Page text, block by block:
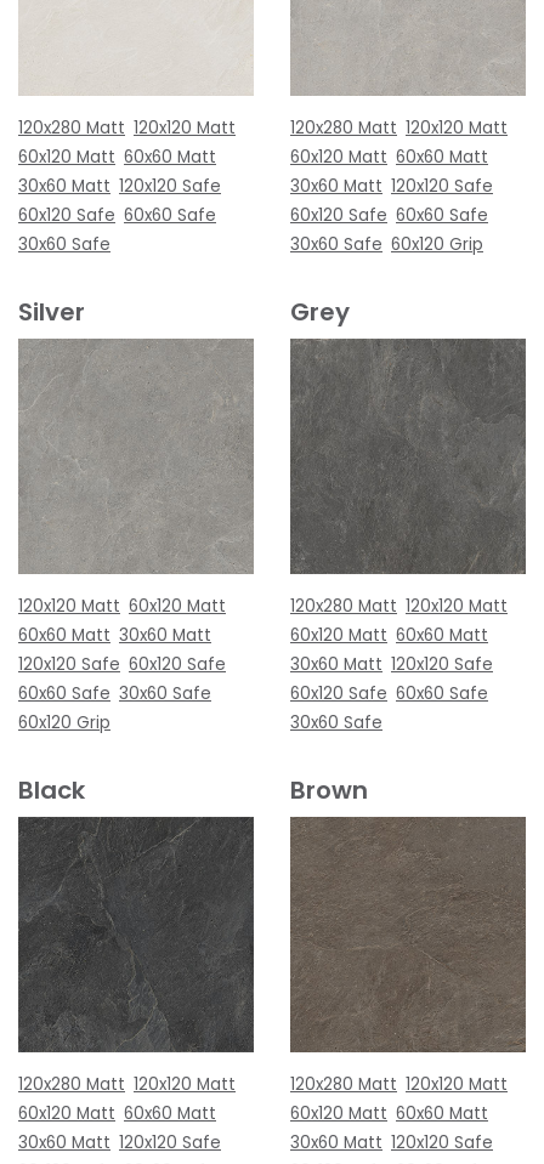
120x280 Matt 120x120 Matt
60x120 Matt 60x60 Matt
30x60 Matt 120x120 Safe
60x120 Safe 60x60 Safe
30x60 Safe
120x280 Matt 120x120 Matt
60x120 Matt 60x60 Matt
30x60 Matt 120x120 Safe
60x120 Safe 60x60 Safe
30x60 Safe 60x120 Grip
Silver
120x120 Matt 60x120 Matt
60x60 Matt 30x60 Matt
120x120 Safe 60x120 Safe
60x60 Safe 30x60 Safe
60x120 Grip
Grey
120x280 Matt 120x120 Matt
60x120 Matt 60x60 Matt
30x60 Matt 120x120 Safe
60x120 Safe 60x60 Safe
30x60 Safe
Black
120x280 Matt 120x120 Matt
60x120 Matt 60x60 Matt
30x60 Matt 120x120 Safe
Brown
120x280 Matt 120x120 Matt
60x120 Matt 60x60 Matt
30x60 Matt 120x120 Safe